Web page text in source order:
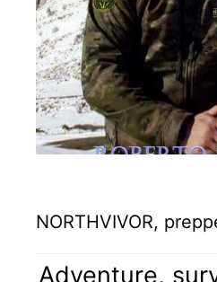
NORTHVIVOR,
Adventure,